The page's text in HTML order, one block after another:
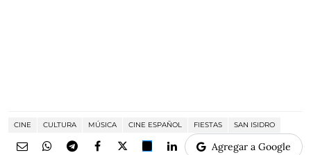
CINE CULTURA MÚSICA CINE ESPAÑOL FIESTAS SAN ISIDRO
Agregar a Google